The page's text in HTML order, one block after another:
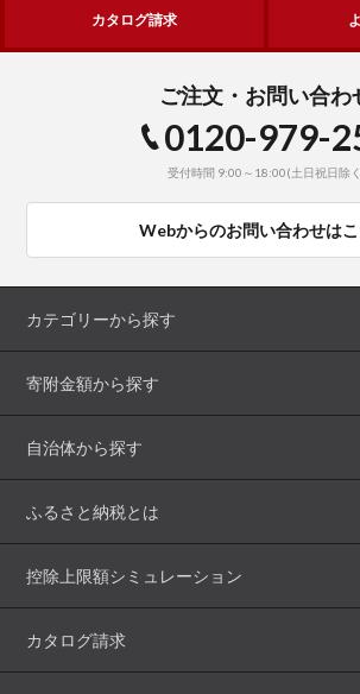
カタログ請求
ご注文・お問い合わ
0120-979-
受付時間 9:00～18:00(土日祝日除
Webからのお問い合わせは
カテゴリーから探す
寄附金額から探す
自治体から探す
ふるさと納税とは
控除上限額シミュレーション
カタログ請求